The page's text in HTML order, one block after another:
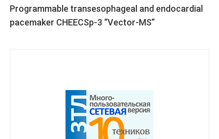
Programmable transesophageal and endocardial
pacemaker CHEECSp-3 “Vector-MS”